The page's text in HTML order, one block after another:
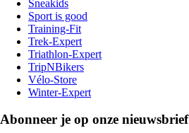
Sneakids
Sport is good
Training-Fit
Trek-Expert
Triathlon-Expert
TripNBikers
Vélo-Store
Winter-Expert
Abonneer je op onze nieuwsbrief